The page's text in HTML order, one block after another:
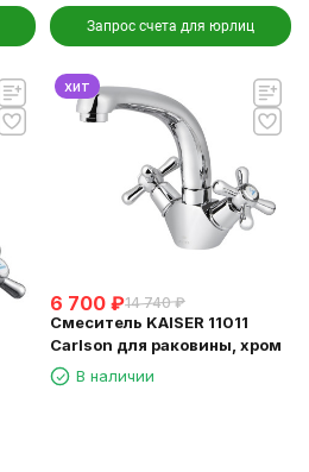
Запрос счета для юрлиц
хит
6 700 ₽14 740 ₽
Смеситель KAISER 11011
Carlson для раковины, хром
В наличии